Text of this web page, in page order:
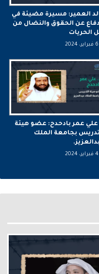
العمير: مسيرة مضيئة في
عن الحقوق والنضال من
الحريات
6 فبراير، 2024
علي عمر بادحدح: عضو هيئة
بجامعة الملك
4 فبراير، 2024